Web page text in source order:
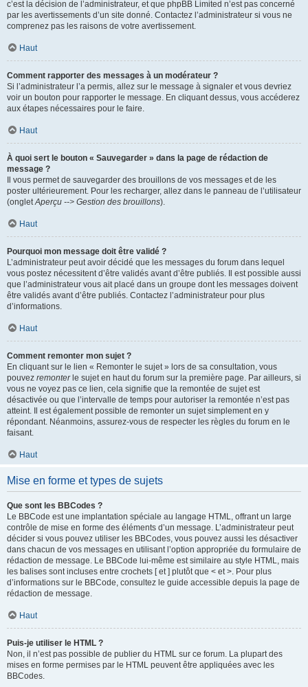
c’est la décision de l’administrateur, et que phpBB Limited n’est pas concerné
par les avertissements d’un site donné. Contactez l’administrateur si vous ne
comprenez pas les raisons de votre avertissement.
Haut
Comment rapporter des messages à un modérateur ?
Si l’administrateur l’a permis, allez sur le message à signaler et vous devriez
voir un bouton pour rapporter le message. En cliquant dessus, vous accéderez
aux étapes nécessaires pour le faire.
Haut
À quoi sert le bouton « Sauvegarder » dans la page de rédaction de
message ?
Il vous permet de sauvegarder des brouillons de vos messages et de les
poster ultérieurement. Pour les recharger, allez dans le panneau de l’utilisateur
(ongletAperçu --> Gestion des brouillons).
Haut
Pourquoi mon message doit être validé ?
L’administrateur peut avoir décidé que les messages du forum dans lequel
vous postez nécessitent d’être validés avant d’être publiés. Il est possible aussi
que l’administrateur vous ait placé dans un groupe dont les messages doivent
être validés avant d’être publiés. Contactez l’administrateur pour plus
d’informations.
Haut
Comment remonter mon sujet ?
En cliquant sur le lien « Remonter le sujet » lors de sa consultation, vous
pouvez remonterle sujet en haut du forum sur la première page. Par ailleurs, si
vous ne voyez pas ce lien, cela signifie que la remontée de sujet est
désactivée ou que l’intervalle de temps pour autoriser la remontée n’est pas
atteint. Il est également possible de remonter un sujet simplement en y
répondant. Néanmoins, assurez-vous de respecter les règles du forum en le
faisant.
Haut
Mise en forme et types de sujets
Que sont les BBCodes ?
Le BBCode est une implantation spéciale au langage HTML, offrant un large
contrôle de mise en forme des éléments d’un message. L’administrateur peut
décider si vous pouvez utiliser les BBCodes, vous pouvez aussi les désactiver
dans chacun de vos messages en utilisant l’option appropriée du formulaire de
rédaction de message. Le BBCode lui-même est similaire au style HTML, mais
les balises sont incluses entre crochets [ et ] plutôt que < et >. Pour plus
d’informations sur le BBCode, consultez le guide accessible depuis la page de
rédaction de message.
Haut
Puis-je utiliser le HTML ?
Non, il n’est pas possible de publier du HTML sur ce forum. La plupart des
mises en forme permises par le HTML peuvent être appliquées avec les
BBCodes.